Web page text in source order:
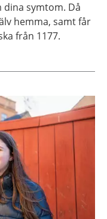
dina symtom. Då
hemma, samt får
från 1177.